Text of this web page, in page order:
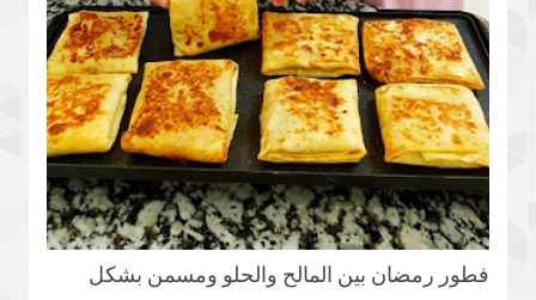
فطور رمضان بين المالح والحلو ومسمن بشكل